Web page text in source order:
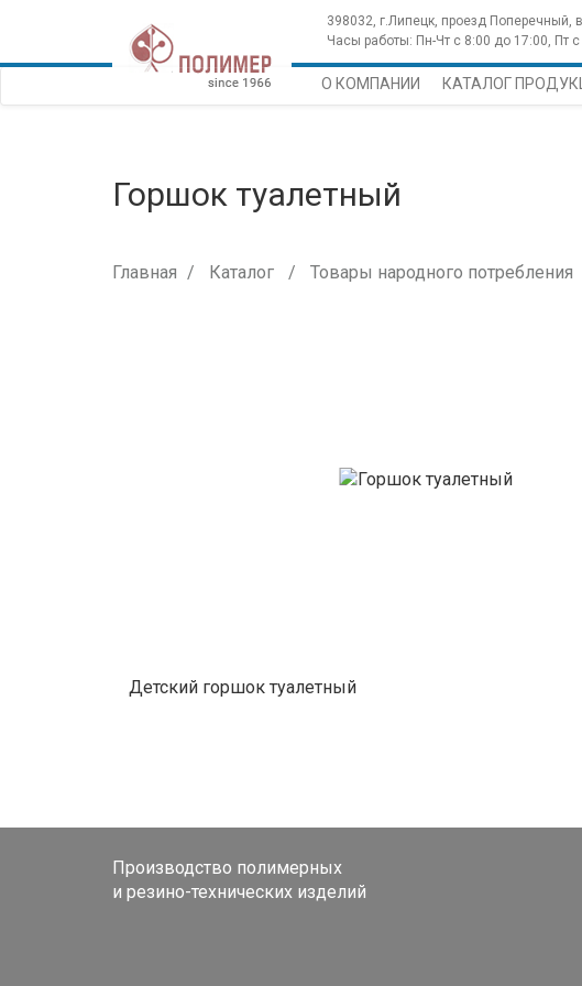
398032, г.Липецк, проезд Поперечный,
Часы работы: Пн-Чт с 8:00 до 17:00, Пт
О КОМПАНИИ КАТАЛОГ
Горшок туалетный
Главная Каталог Товары народного потребления
Детский горшок туалетный
Производство полимерных
и резино-технических изделий